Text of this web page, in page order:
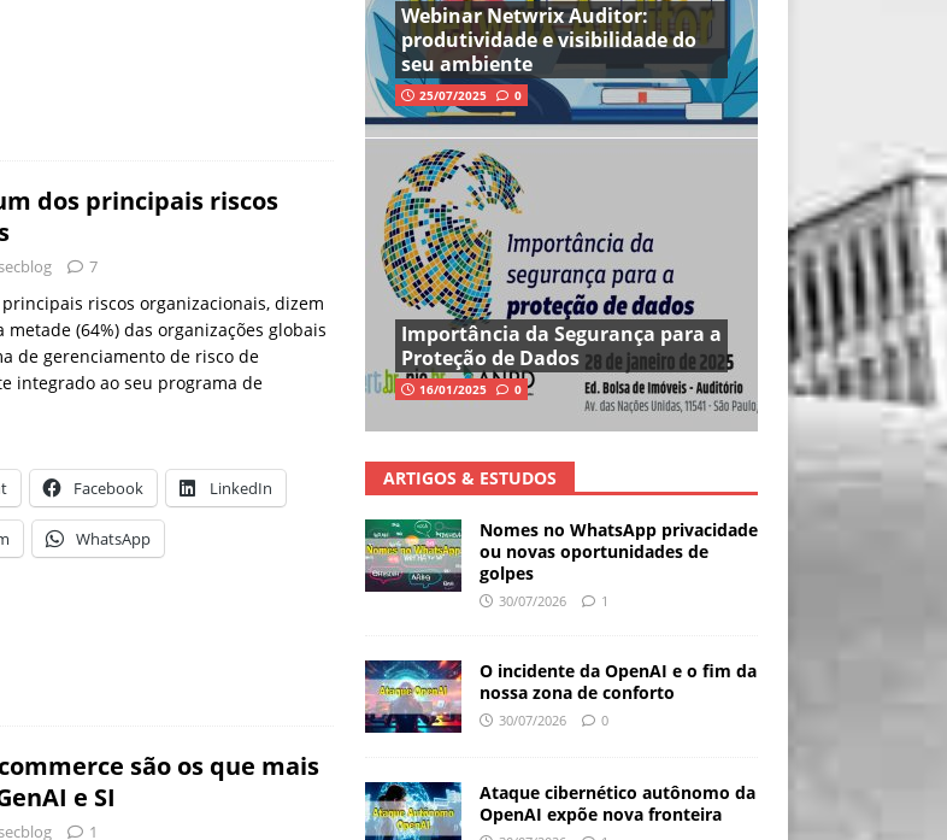
dos principais riscos
7
riscos organizacionais, dizem
metade (64%) das organizações globais
de gerenciamento de risco de
integrado ao seu programa de
Facebook LinkedIn
WhatsApp
são os que mais
e SI
1
Webinar Netwrix Auditor:
produtividade e visibilidade do
seu ambiente
25/07/2025 0
Importância da Segurança para a
Proteção de Dados
16/01/2025 0
ARTIGOS & ESTUDOS
Nomes no WhatsApp privacidade
ou novas oportunidades de
golpes
30/07/2026 1
O incidente da OpenAI e o fim da
nossa zona de conforto
30/07/2026 0
Ataque cibernético autônomo da
OpenAI expõe nova fronteira